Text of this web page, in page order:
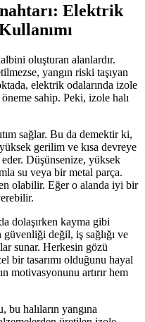
Elektrik
oluşturan alanlardır.
yangın riski taşıyan
elektrik odalarında izole
sahip. Peki, izole halı
sağlar. Bu da demektir ki,
gerilim ve kısa devreye
Düşünsenize, yüksek
su veya bir metal parça.
olabilir. Eğer o alanda iyi bir
dolaşırken kayma gibi
güvenliği değil, iş sağlığı ve
sunar. Herkesin gözü
bir tasarımı olduğunu hayal
motivasyonunu artırır hem
halıların yangına